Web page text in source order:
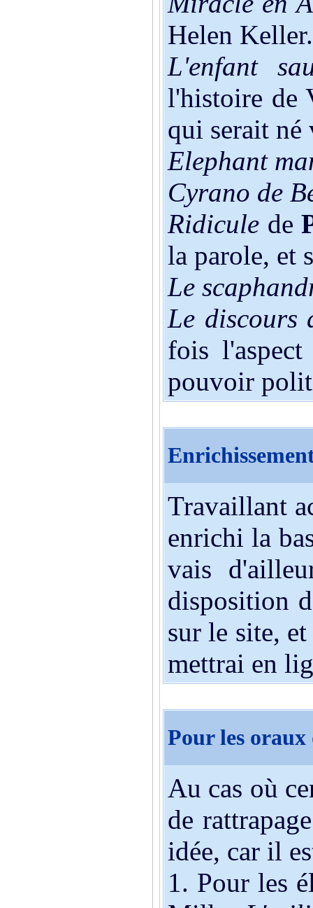
Helen Keller.
L'enfant
l'histoire de
qui serait né
Elephant
Cyrano de
Ridicule de
la parole, et
Le
Le discours
fois
pouvoir
Travaillant
enrichi la
vais
disposition
sur le site,
mettrai en
Pour les
Au cas où
de
idée, car il
1. Pour les